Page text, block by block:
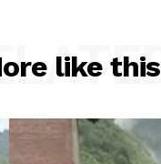
like this